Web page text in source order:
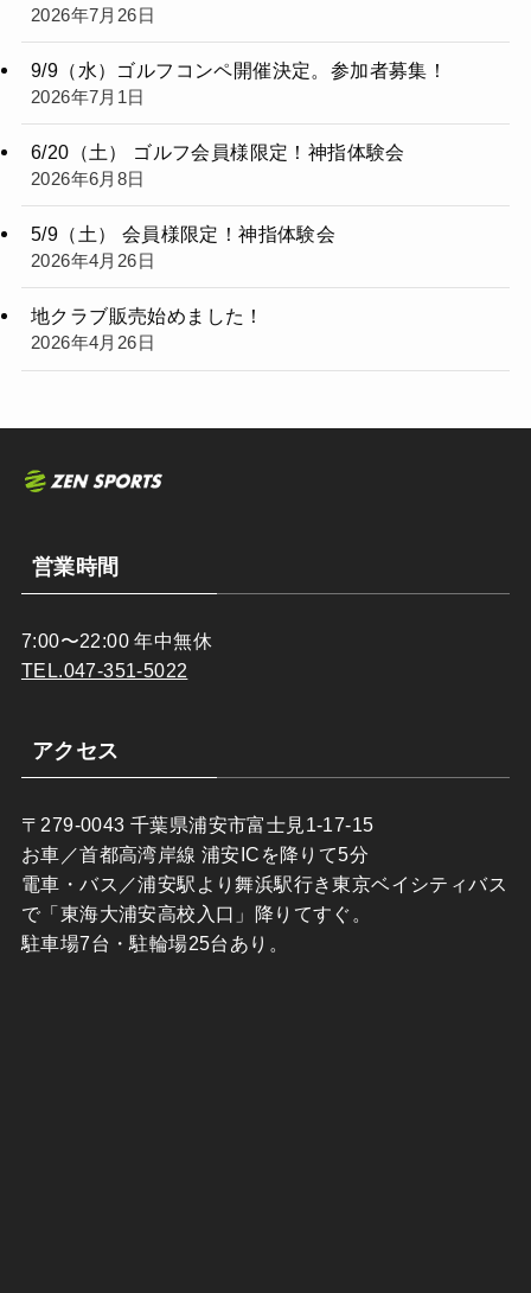
2026年7月26日
9/9（水）ゴルフコンペ開催決定。参加者募集！
2026年7月1日
6/20（土） ゴルフ会員様限定！神指体験会
2026年6月8日
5/9（土） 会員様限定！神指体験会
2026年4月26日
地クラブ販売始めました！
2026年4月26日
営業時間
7:00〜22:00 年中無休
TEL.047-351-5022
アクセス
〒279-0043 千葉県浦安市富士見1-17-15
お車／首都高湾岸線 浦安ICを降りて5分
電車・バス／浦安駅より舞浜駅行き東京ベイシティバス
で「東海大浦安高校入口」降りてすぐ。
駐車場7台・駐輪場25台あり。